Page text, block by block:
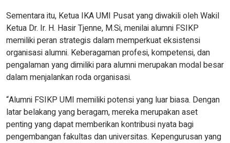
Sementara itu, Ketua IKA UMI Pusat yang diwakili oleh Wakil
Ketua Dr. Ir. H. Hasir Tjenne, M.Si, menilai alumni FSIKP
memiliki peran strategis dalam memperkuat eksistensi
organisasi alumni. Keberagaman profesi, kompetensi, dan
pengalaman yang dimiliki para alumni merupakan modal besar
dalam menjalankan roda organisasi.
“Alumni FSIKP UMI memiliki potensi yang luar biasa. Dengan
latar belakang yang beragam, mereka merupakan aset
penting yang dapat memberikan kontribusi nyata bagi
pengembangan fakultas dan universitas. Kepengurusan yang